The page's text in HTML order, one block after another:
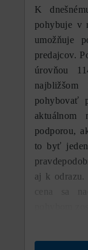
K
pohybuje v
umožňuje
predajcov.
úrovňou
pohybovať
aktuálnom
podporou,
to byť
aj k
cena sa